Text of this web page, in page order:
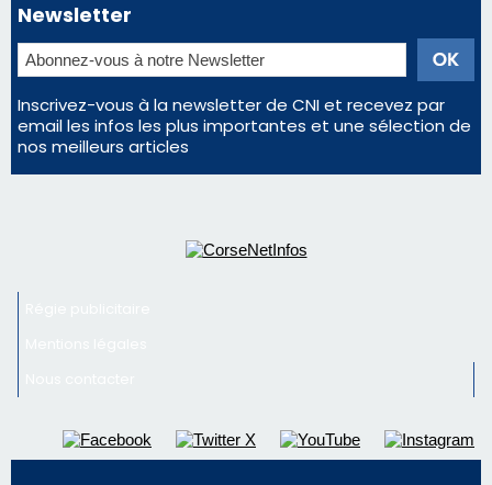
Régie publicitaire
Nous contacter
© 2026 corsenetinfos